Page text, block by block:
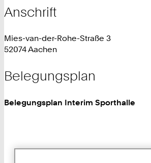
Anschrift
Mies-van-der-Rohe-Straße 3
52074 Aachen
Belegungsplan
Belegungsplan Interim Sporthalle